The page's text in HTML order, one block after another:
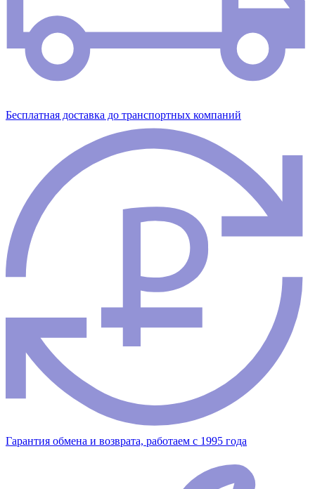
Бесплатная доставка до транспортных компаний
Гарантия обмена и возврата, работаем с 1995 года